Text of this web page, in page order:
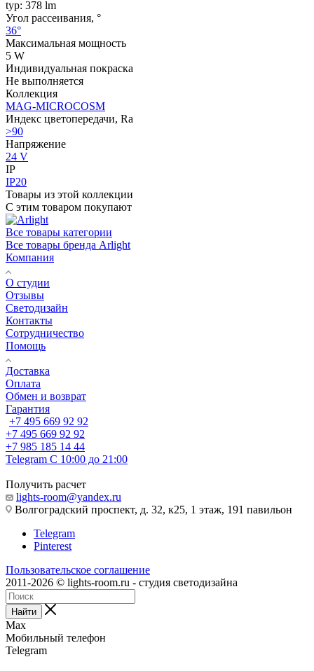
typ: 378 lm
Угол рассеивания, °
36°
Максимальная мощность
5 W
Индивидуальная покраска
Не выполняется
Коллекция
MAG-MICROCOSM
Индекс цветопередачи, Ra
>90
Напряжение
24 V
IP
IP20
Товары из этой коллекции
С этим товаром покупают
Все товары категории
Все товары бренда Arlight
Компания
О студии
Отзывы
Светодизайн
Контакты
Сотрудничество
Помощь
Доставка
Оплата
Обмен и возврат
Гарантия
+7 495 669 92 92
+7 495 669 92 92
+7 985 185 14 44
Telegram С 10:00 до 21:00
Получить расчет
lights-room@yandex.ru
Волгоградский проспект, д. 32, к25, 1 этаж, 191 павильон
Telegram
Pinterest
Пользовательское соглашение
2011-2026 © lights-room.ru - студия светодизайна
Найти
Max
Мобильный телефон
Telegram